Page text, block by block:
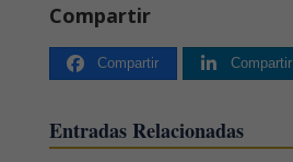
Compartir
Compartir Compartir
Entradas Relacionadas